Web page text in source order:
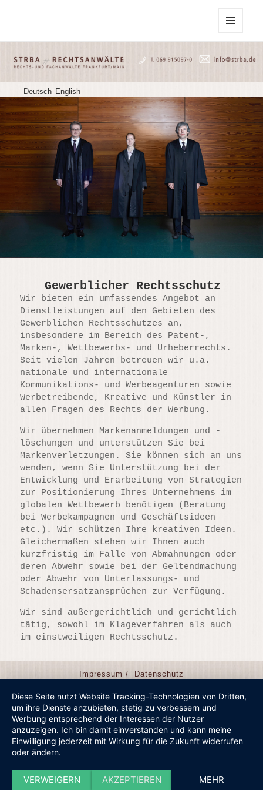
WIDGETS
Deutsch English
Gewerblicher Rechtsschutz
Wir bieten ein umfassendes Angebot an
Dienstleistungen auf den Gebieten des
Gewerblichen Rechtsschutzes an,
insbesondere im Bereich des Patent-,
Marken-, Wettbewerbs- und Urheberrechts.
Seit vielen Jahren betreuen wir u.a.
nationale und internationale
Kommunikations- und Werbeagenturen sowie
Werbetreibende, Kreative und Künstler in
allen Fragen des Rechts der Werbung.
Wir übernehmen Markenanmeldungen und -
löschungen und unterstützen Sie bei
Markenverletzungen. Sie können sich an uns
wenden, wenn Sie Unterstützung bei der
Entwicklung und Erarbeitung von Strategien
zur Positionierung Ihres Unternehmens im
globalen Wettbewerb benötigen (Beratung
bei Werbekampagnen und Geschäftsideen
etc.). Wir schützen Ihre kreativen Ideen.
Gleichermaßen stehen wir Ihnen auch
kurzfristig im Falle von Abmahnungen oder
deren Abwehr sowie bei der Geltendmachung
oder Abwehr von Unterlassungs- und
Schadensersatzansprüchen zur Verfügung.
Wir sind außergerichtlich und gerichtlich
tätig, sowohl im Klageverfahren als auch
im einstweiligen Rechtsschutz.
Impressum / Datenschutz
Diese Seite nutzt Website Tracking-Technologien von Dritten,
um ihre Dienste anzubieten, stetig zu verbessern und
Werbung entsprechend der Interessen der Nutzer
anzuzeigen. Ich bin damit einverstanden und kann meine
Einwilligung jederzeit mit Wirkung für die Zukunft widerrufen
oder ändern.
VERWEIGERN AKZEPTIEREN MEHR